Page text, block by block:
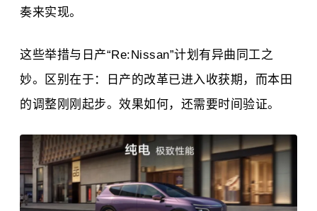
奏来实现。
这些举措与日产“Re:Nissan”计划有异曲同工之
妙。区别在于：日产的改革已进入收获期，而本田
的调整刚刚起步。效果如何，还需要时间验证。